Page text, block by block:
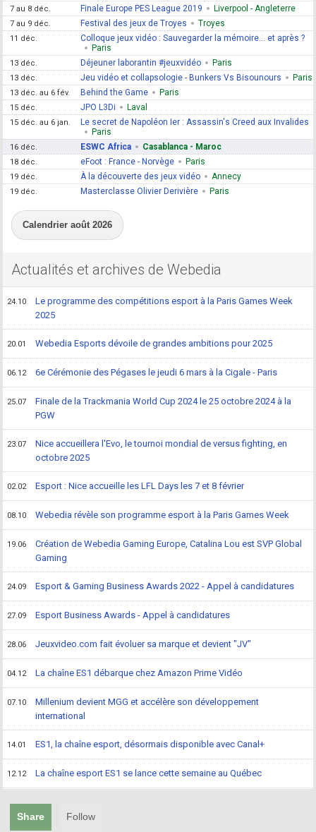
7 au 8 déc. Finale Europe PES League 2019 Liverpool - Angleterre
7 au 9 déc. Festival des jeux de Troyes Troyes
11 déc.
Colloque jeux vidéo : Sauvegarder la mémoire... et après ?
Paris
13 déc. Déjeuner laborantin #jeuxvidéo Paris
13 déc. Jeu vidéo et collapsologie - Bunkers Vs Bisounours Paris
13 déc. au 6 fév. Behind the Game Paris
15 déc. JPO L3Di Laval
15 déc. au 6 jan.
Le secret de Napoléon Ier : Assassin's Creed aux Invalides
Paris
16 déc. ESWC Africa Casablanca - Maroc
18 déc. eFoot : France - Norvège Paris
19 déc. À la découverte des jeux vidéo Annecy
19 déc. Masterclasse Olivier Derivière Paris
Calendrier août 2026
Actualités et archives de Webedia
24.10
Le programme des compétitions esport à la Paris Games Week
2025
20.01 Webedia Esports dévoile de grandes ambitions pour 2025
06.12 6e Cérémonie des Pégases le jeudi 6 mars à la Cigale - Paris
25.07
Finale de la Trackmania World Cup 2024 le 25 octobre 2024 à la
PGW
23.07
Nice accueillera l'Evo, le tournoi mondial de versus fighting, en
octobre 2025
02.02 Esport : Nice accueille les LFL Days les 7 et 8 février
08.10 Webedia révèle son programme esport à la Paris Games Week
19.06
Création de Webedia Gaming Europe, Catalina Lou est SVP Global
Gaming
24.09 Esport & Gaming Business Awards 2022 - Appel à candidatures
27.09 Esport Business Awards - Appel à candidatures
28.06 Jeuxvideo.com fait évoluer sa marque et devient "JV"
04.12 La chaîne ES1 débarque chez Amazon Prime Vidéo
07.10
Millenium devient MGG et accélère son développement
international
14.01 ES1, la chaîne esport, désormais disponible avec Canal+
12.12 La chaîne esport ES1 se lance cette semaine au Québec
Share Follow